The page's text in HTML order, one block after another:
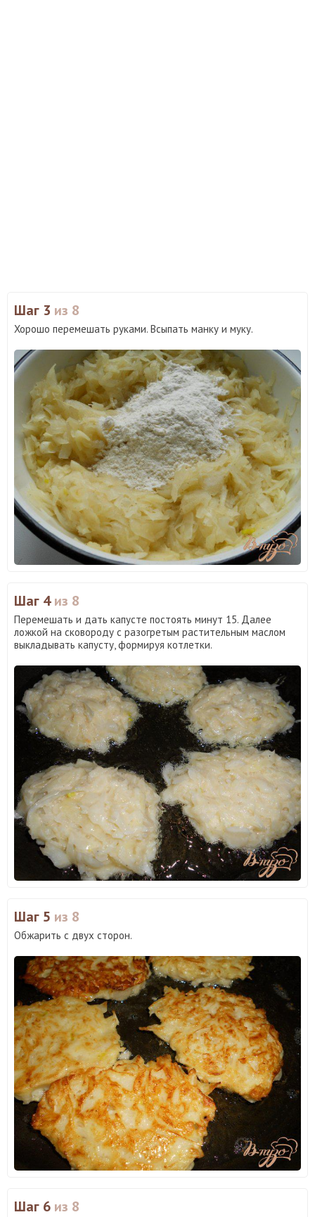
Шаг 3 из 8
Хорошо перемешать руками. Всыпать манку и муку.
Шаг 4из 8
Перемешать и дать капусте постоять минут 15. Далее
ложкой на сковороду с разогретым растительным маслом
выкладывать капусту, формируя котлетки.
Шаг 5 из 8
Обжарить с двух сторон.
Шаг 6 из 8